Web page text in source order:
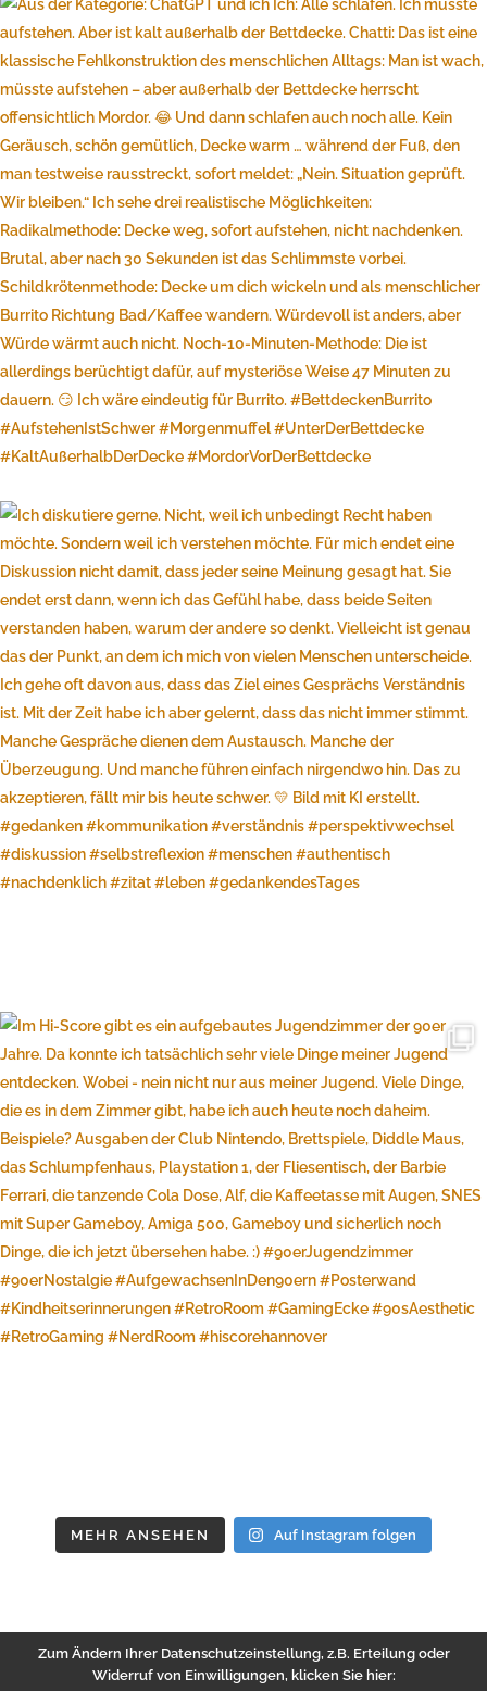
MEHR ANSEHEN Auf Instagram folgen
Zum Ändern Ihrer Datenschutzeinstellung, z.B. Erteilung oder
Widerruf von Einwilligungen, klicken Sie hier: